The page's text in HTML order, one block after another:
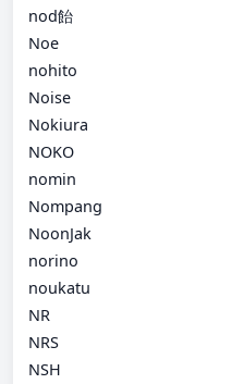
nod飴
Noe
nohito
Noise
Nokiura
NOKO
nomin
Nompang
NoonJak
norino
noukatu
NR
NRS
NSH